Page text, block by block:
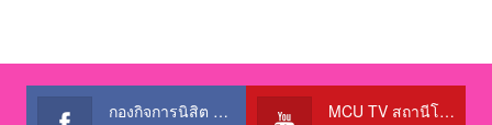
กองกิจการนิสิต สำนักงานอธิการบดี MCU TV สถานีโทรทัศน์เพื่อการศึกษา @OfficialTBCChannel